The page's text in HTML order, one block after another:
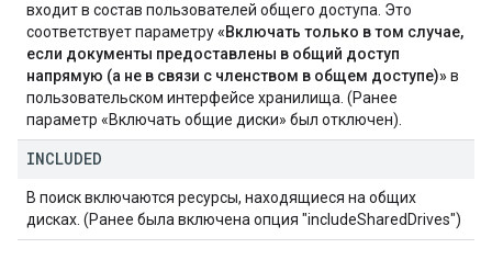
входит в состав пользователей общего доступа. Это
соответствует параметру«Включать только в том случае,
если документы предоставлены в общий доступ
напрямую (а не в связи с членством в общем доступе)»в
пользовательском интерфейсе хранилища. (Ранее
параметр «Включать общие диски» был отключен).
INCLUDED
В поиск включаются ресурсы, находящиеся на общих
дисках. (Ранее была включена опция "includeSharedDrives")